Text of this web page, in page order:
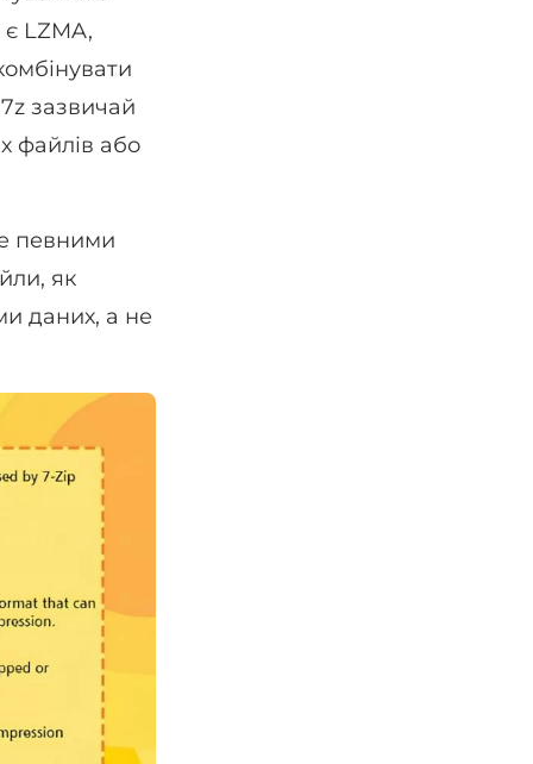
LZMA,
зазвичай
файлів або
певними
як
даних, а не